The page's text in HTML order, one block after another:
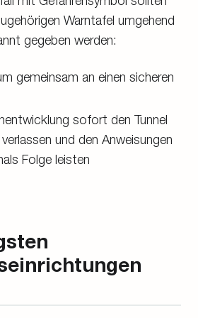
Warntafel umgehend
gegeben werden:
gemeinsam an einen sicheren
sofort den Tunnel
und den Anweisungen
Folge leisten